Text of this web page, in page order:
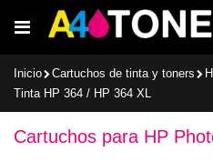
al
Inicio Cartuchos de tinta y toners
Tinta HP 364 / HP 364 XL
Cartuchos para HP